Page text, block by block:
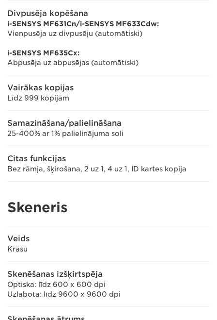
Divpusēja kopēšana
i-SENSYS MF631Cn/i-SENSYS MF633Cdw:
Vienpusēja uz divpusēju (automātiski)
i-SENSYS MF635Cx:
Abpusēja uz abpusējas (automātiski)
Vairākas kopijas
Līdz 999 kopijām
Samazināšana/palielināšana
25-400% ar 1% palielinājuma soli
Citas funkcijas
Bez rāmja, šķirošana, 2 uz 1, 4 uz 1, ID kartes kopija
Skeneris
Veids
Krāsu
Skenēšanas izšķirtspēja
Optiska: līdz 600 x 600 dpi
Uzlabota: līdz 9600 x 9600 dpi